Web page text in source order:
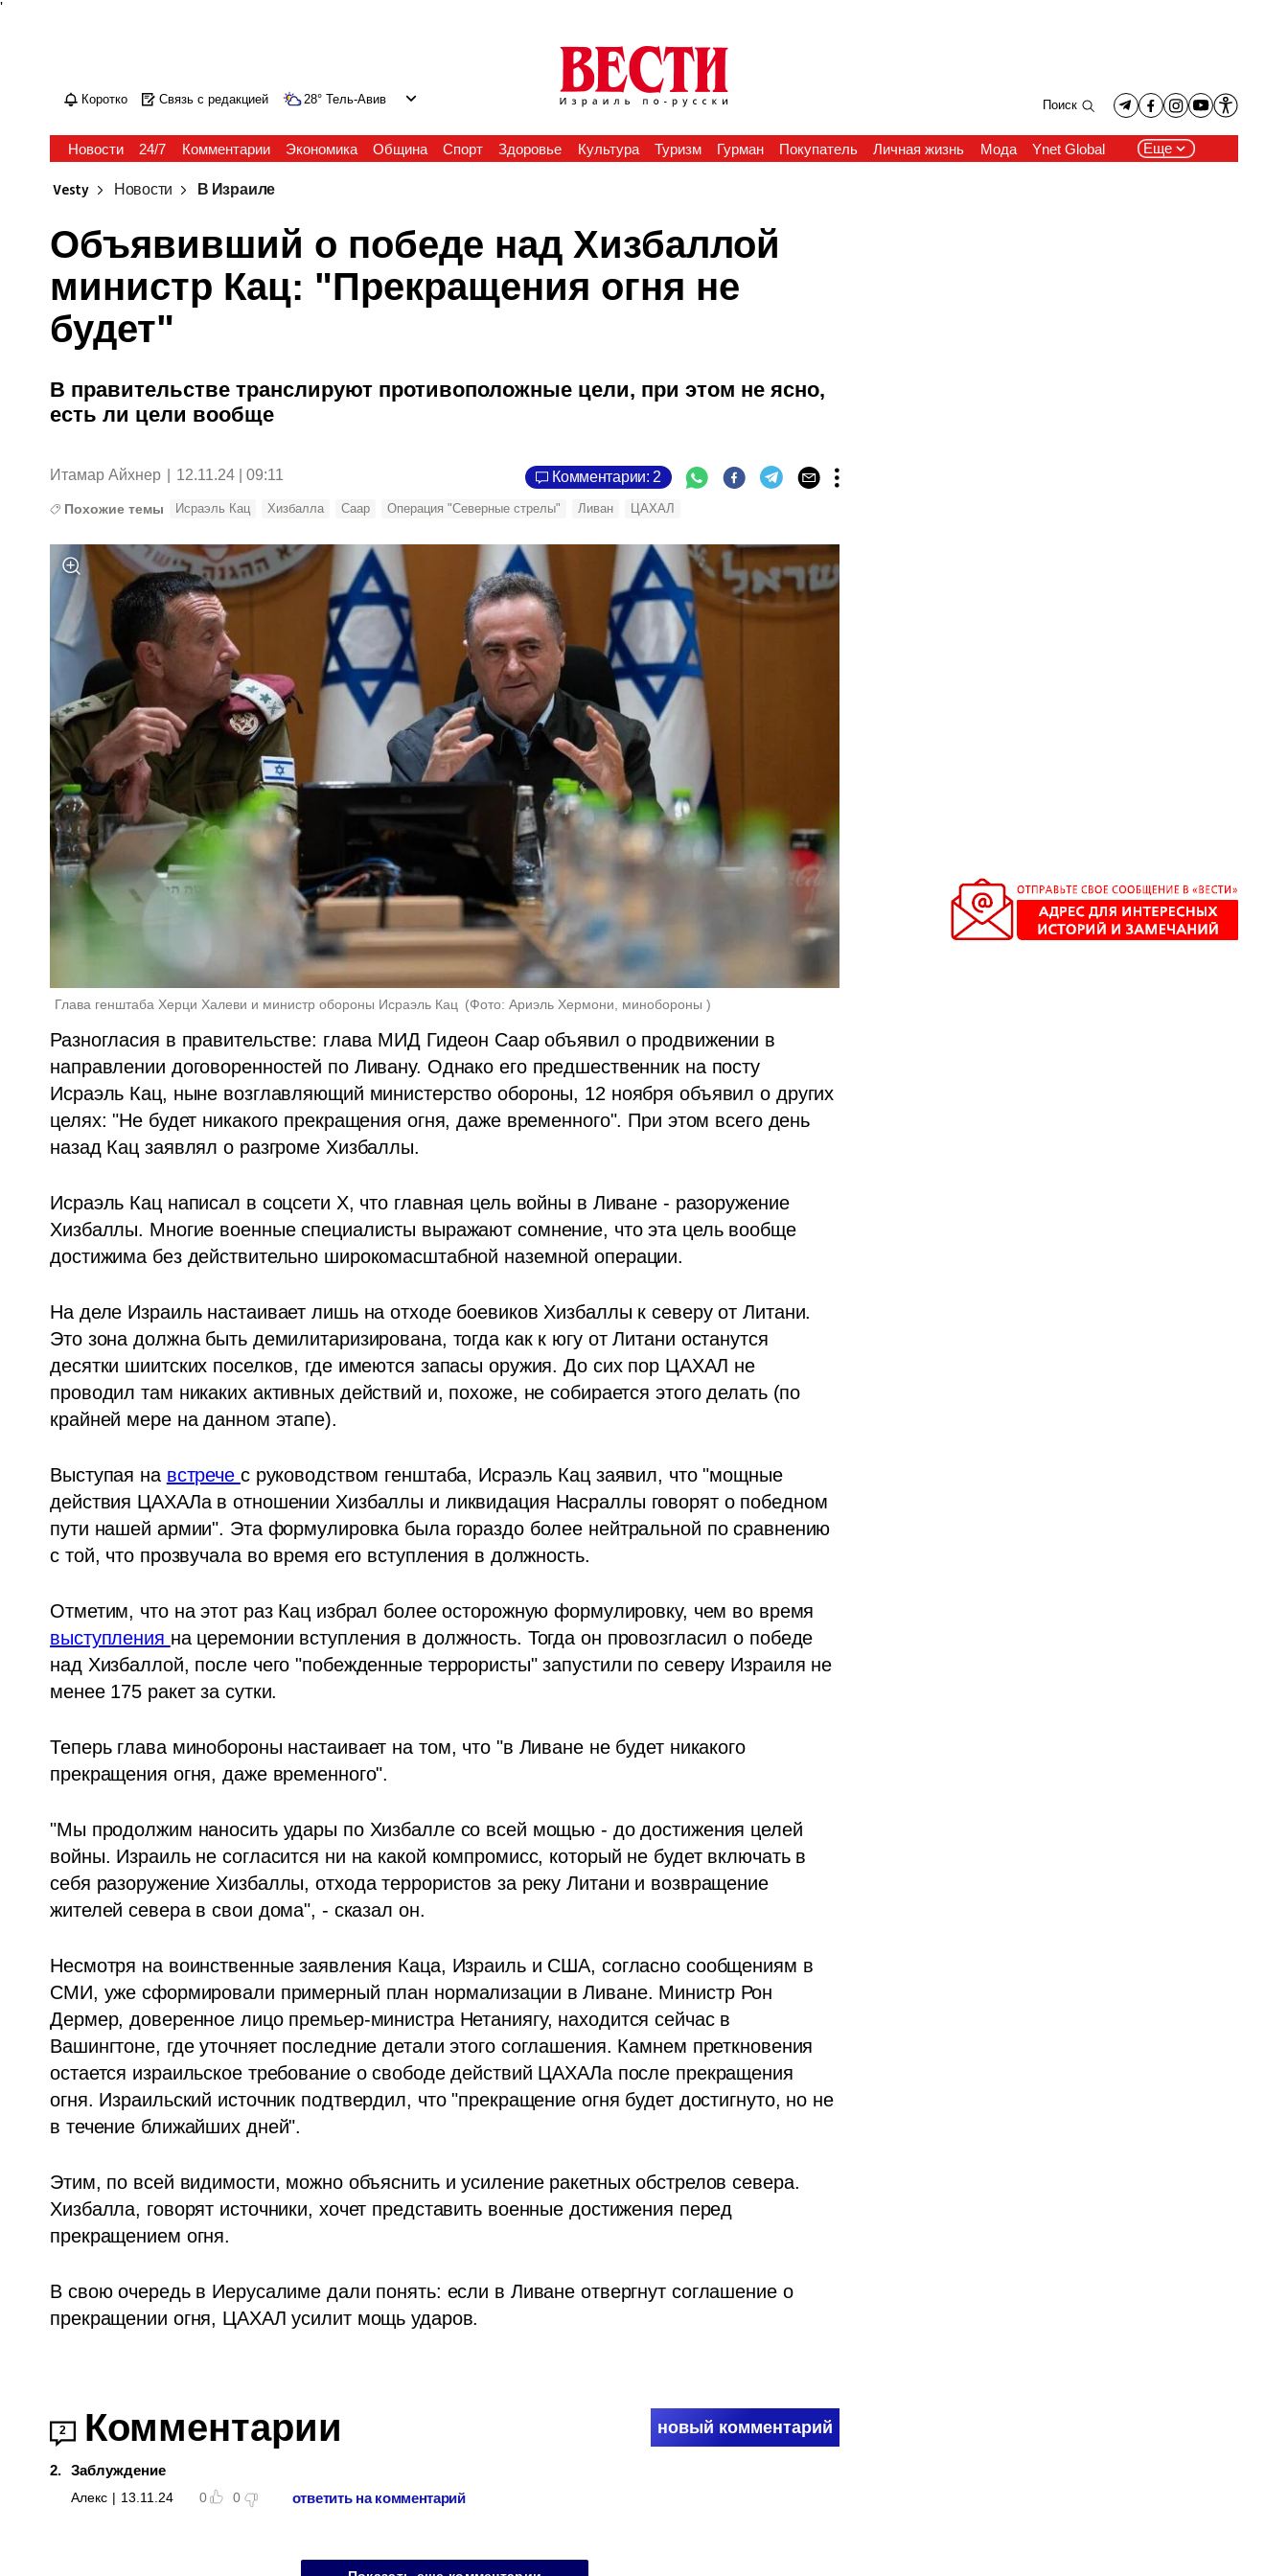
'
Коротко Связь с редакцией 28° Тель-Авив Поиск
Новости 24/7 Комментарии Экономика Община Спорт Здоровье Культура Туризм Гурман Покупатель Личная жизнь Мода Ynet Global Еще
Vesty Новости В Израиле
Объявивший о победе над Хизбаллой
министр Кац: "Прекращения огня не
будет"
В правительстве транслируют противоположные цели, при этом не ясно,
есть ли цели вообще
Итамар Айхнер 12.11.24 | 09:11 Комментарии: 2
Похожие темы Исраэль Кац Хизбалла Саар Операция "Северные стрелы" Ливан ЦАХАЛ
Глава генштаба Херци Халеви и министр обороны Исраэль Кац (Фото: Ариэль Хермони, минобороны )
Разногласия в правительстве: глава МИД Гидеон Саар объявил о продвижении в
направлении договоренностей по Ливану. Однако его предшественник на посту
Исраэль Кац, ныне возглавляющий министерство обороны, 12 ноября объявил о других
целях: "Не будет никакого прекращения огня, даже временного". При этом всего день
назад Кац заявлял о разгроме Хизбаллы.
Исраэль Кац написал в соцсети Х, что главная цель войны в Ливане - разоружение
Хизбаллы. Многие военные специалисты выражают сомнение, что эта цель вообще
достижима без действительно широкомасштабной наземной операции.
На деле Израиль настаивает лишь на отходе боевиков Хизбаллы к северу от Литани.
Это зона должна быть демилитаризирована, тогда как к югу от Литани останутся
десятки шиитских поселков, где имеются запасы оружия. До сих пор ЦАХАЛ не
проводил там никаких активных действий и, похоже, не собирается этого делать (по
крайней мере на данном этапе).
Выступая на встрече с руководством генштаба, Исраэль Кац заявил, что "мощные
действия ЦАХАЛа в отношении Хизбаллы и ликвидация Насраллы говорят о победном
пути нашей армии". Эта формулировка была гораздо более нейтральной по сравнению
с той, что прозвучала во время его вступления в должность.
выступления на церемонии вступления в должность. Тогда он провозгласил о победе
над Хизбаллой, после чего "побежденные террористы" запустили по северу Израиля не
менее 175 ракет за сутки.
Теперь глава минобороны настаивает на том, что "в Ливане не будет никакого
прекращения огня, даже временного".
"Мы продолжим наносить удары по Хизбалле со всей мощью - до достижения целей
войны. Израиль не согласится ни на какой компромисс, который не будет включать в
себя разоружение Хизбаллы, отхода террористов за реку Литани и возвращение
жителей севера в свои дома", - сказал он.
Несмотря на воинственные заявления Каца, Израиль и США, согласно сообщениям в
СМИ, уже сформировали примерный план нормализации в Ливане. Министр Рон
Дермер, доверенное лицо премьер-министра Нетаниягу, находится сейчас в
Вашингтоне, где уточняет последние детали этого соглашения. Камнем преткновения
остается израильское требование о свободе действий ЦАХАЛа после прекращения
огня. Израильский источник подтвердил, что "прекращение огня будет достигнуто, но не
в течение ближайших дней".
Этим, по всей видимости, можно объяснить и усиление ракетных обстрелов севера.
Хизбалла, говорят источники, хочет представить военные достижения перед
прекращением огня.
В свою очередь в Иерусалиме дали понять: если в Ливане отвергнут соглашение о
прекращении огня, ЦАХАЛ усилит мощь ударов.
2 Комментарии новый комментарий
2. Заблуждение
Алекс | 13.11.24 0 0 ответить на комментарий